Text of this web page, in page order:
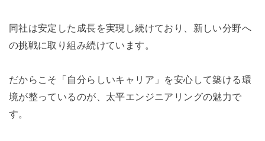
同社は安定した成長を実現し続けており、新しい分野へ
の挑戦に取り組み続けています。
だからこそ「自分らしいキャリア」を安心して築ける環
境が整っているのが、太平エンジニアリングの魅力で
す。